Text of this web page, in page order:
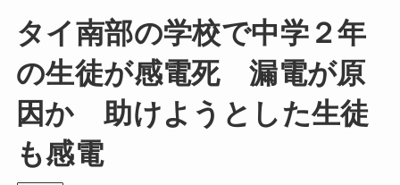
タイ南部の学校で中学２年
の生徒が感電死 漏電が原
因か 助けようとした生徒
も感電